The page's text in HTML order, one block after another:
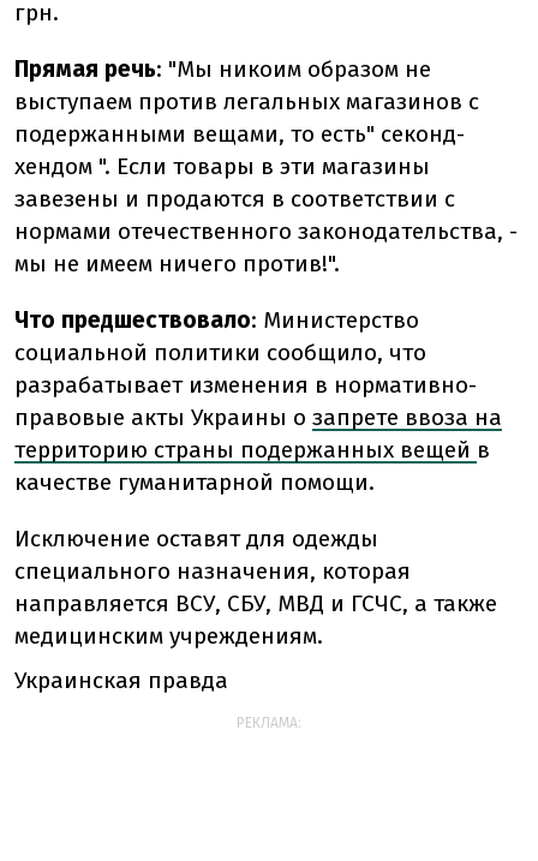
грн.
Прямая речь: "Мы никоим образом не
выступаем против легальных магазинов с
подержанными вещами, то есть" секонд-
хендом ". Если товары в эти магазины
завезены и продаются в соответствии с
нормами отечественного законодательства, -
мы не имеем ничего против!".
Что предшествовало: Министерство
социальной политики сообщило, что
разрабатывает изменения в нормативно-
правовые акты Украины о запрете ввоза на
территорию страны подержанных вещей в
качестве гуманитарной помощи.
Исключение оставят для одежды
специального назначения, которая
направляется ВСУ, СБУ, МВД и ГСЧС, а также
медицинским учреждениям.
Украинская правда
РЕКЛАМА: